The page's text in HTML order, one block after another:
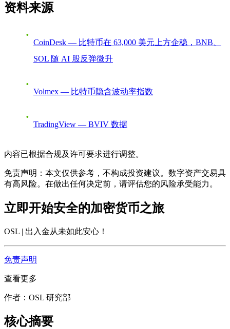
资料来源
CoinDesk — 比特币在 63,000 美元上方企稳，BNB、
SOL 随 AI 股反弹微升
Volmex — 比特币隐含波动率指数
TradingView — BVIV 数据
内容已根据合规及许可要求进行调整。
免责声明：本文仅供参考，不构成投资建议。数字资产交易具
有高风险。在做出任何决定前，请评估您的风险承受能力。
立即开始安全的加密货币之旅
OSL | 出入金从未如此安心 ！
免责声明
查看更多
作者：OSL 研究部
核心摘要